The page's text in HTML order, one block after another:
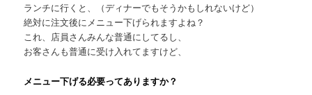
ランチに行くと、（ディナーでもそうかもしれないけど）
絶対に注文後にメニュー下げられますよね？
これ、店員さんみんな普通にしてるし、
お客さんも普通に受け入れてますけど、
メニュー下げる必要ってありますか？